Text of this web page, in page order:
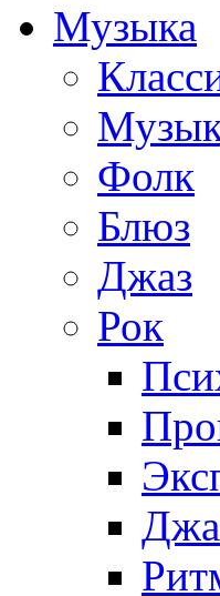
Музыка
Фолк
Блюз
Джаз
Рок